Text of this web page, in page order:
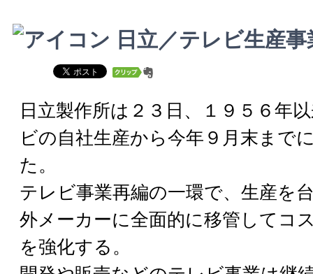
日立／テレビ生産
日立製作所は２３日、１９５６年
ビの自社生産から今年９月末まで
た。
テレビ事業再編の一環で、生産を
外メーカーに全面的に移管してコ
を強化する。